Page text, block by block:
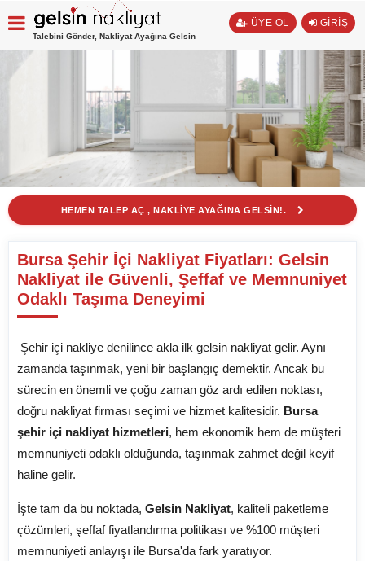
Talebini Gönder, Nakliyat Ayağına Gelsin
ÜYE OL GİRİŞ
HEMEN TALEP AÇ , NAKLİYE AYAĞINA GELSİN!.
Bursa Şehir İçi Nakliyat Fiyatları: Gelsin
Nakliyat ile Güvenli, Şeffaf ve Memnuniyet
Odaklı Taşıma Deneyimi
Şehir içi nakliye denilince akla ilk gelsin nakliyat gelir. Aynı
zamanda taşınmak, yeni bir başlangıç demektir. Ancak bu
sürecin en önemli ve çoğu zaman göz ardı edilen noktası,
doğru nakliyat firması seçimi ve hizmet kalitesidir. Bursa
şehir içi nakliyat hizmetleri, hem ekonomik hem de müşteri
memnuniyeti odaklı olduğunda, taşınmak zahmet değil keyif
haline gelir.
İşte tam da bu noktada, Gelsin Nakliyat, kaliteli paketleme
çözümleri, şeffaf fiyatlandırma politikası ve %100 müşteri
memnuniyeti anlayışı ile Bursa'da fark yaratıyor.